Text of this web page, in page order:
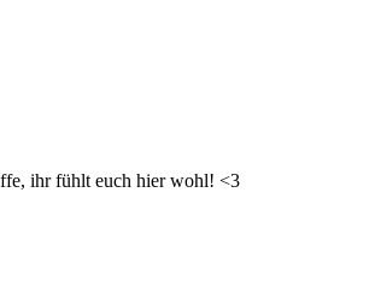
ihr fühlt euch hier wohl! <3